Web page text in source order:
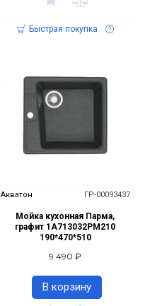
Быстрая покупка
Акватон ГР-00093437
Мойка кухонная Парма,
графит 1A713032PM210
190*470*510
9 490 ₽
В корзину